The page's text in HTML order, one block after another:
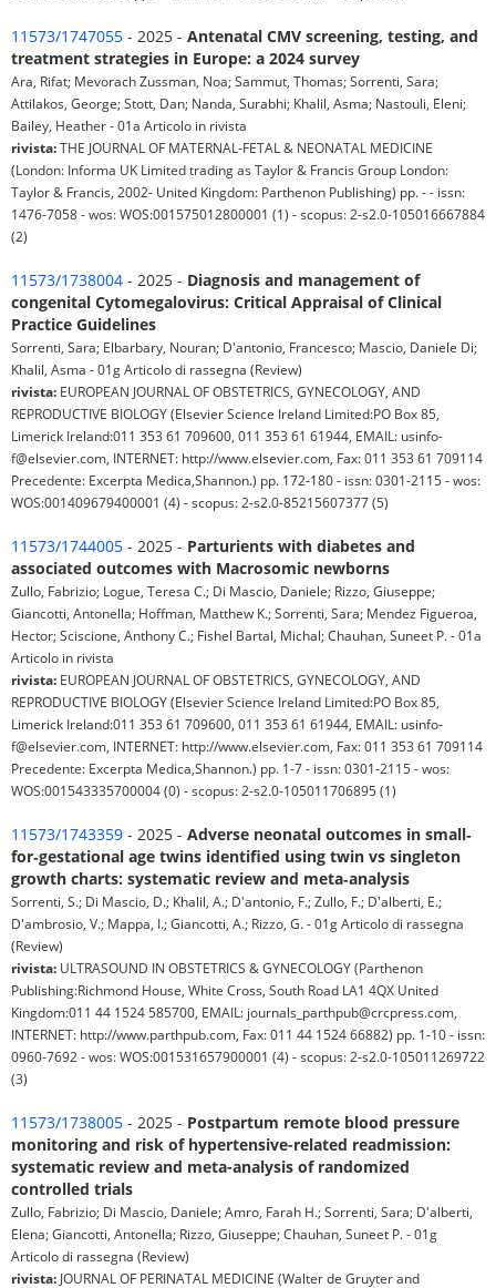
11573/1747055 - 2025 - Antenatal CMV screening, testing, and
treatment strategies in Europe: a 2024 survey
Ara, Rifat; Mevorach Zussman, Noa; Sammut, Thomas; Sorrenti, Sara;
Attilakos, George; Stott, Dan; Nanda, Surabhi; Khalil, Asma; Nastouli, Eleni;
Bailey, Heather - 01a Articolo in rivista
rivista:THE JOURNAL OF MATERNAL-FETAL & NEONATAL MEDICINE
(London: Informa UK Limited trading as Taylor & Francis Group London:
Taylor & Francis, 2002- United Kingdom: Parthenon Publishing) pp. - - issn:
1476-7058 - wos: WOS:001575012800001 (1) - scopus: 2-s2.0-105016667884
(2)
11573/1738004 - 2025 - Diagnosis and management of
congenital Cytomegalovirus: Critical Appraisal of Clinical
Practice Guidelines
Sorrenti, Sara; Elbarbary, Nouran; D'antonio, Francesco; Mascio, Daniele Di;
Khalil, Asma - 01g Articolo di rassegna (Review)
rivista: EUROPEAN JOURNAL OF OBSTETRICS, GYNECOLOGY, AND
REPRODUCTIVE BIOLOGY (Elsevier Science Ireland Limited:PO Box 85,
Limerick Ireland:011 353 61 709600, 011 353 61 61944, EMAIL: usinfo-
f@elsevier.com, INTERNET: http://www.elsevier.com, Fax: 011 353 61 709114
Precedente: Excerpta Medica,Shannon.) pp. 172-180 - issn: 0301-2115 - wos:
WOS:001409679400001 (4) - scopus: 2-s2.0-85215607377 (5)
11573/1744005 - 2025 - Parturients with diabetes and
associated outcomes with Macrosomic newborns
Zullo, Fabrizio; Logue, Teresa C.; Di Mascio, Daniele; Rizzo, Giuseppe;
Giancotti, Antonella; Hoffman, Matthew K.; Sorrenti, Sara; Mendez Figueroa,
Hector; Sciscione, Anthony C.; Fishel Bartal, Michal; Chauhan, Suneet P. - 01a
Articolo in rivista
rivista: EUROPEAN JOURNAL OF OBSTETRICS, GYNECOLOGY, AND
REPRODUCTIVE BIOLOGY (Elsevier Science Ireland Limited:PO Box 85,
Limerick Ireland:011 353 61 709600, 011 353 61 61944, EMAIL: usinfo-
f@elsevier.com, INTERNET: http://www.elsevier.com, Fax: 011 353 61 709114
Precedente: Excerpta Medica,Shannon.) pp. 1-7 - issn: 0301-2115 - wos:
WOS:001543335700004 (0) - scopus: 2-s2.0-105011706895 (1)
11573/1743359 - 2025 - Adverse neonatal outcomes in small‐
for‐gestational age twins identified using twin vs singleton
growth charts: systematic review and meta‐analysis
Sorrenti, S.; Di Mascio, D.; Khalil, A.; D'antonio, F.; Zullo, F.; D'alberti, E.;
D'ambrosio, V.; Mappa, I.; Giancotti, A.; Rizzo, G. - 01g Articolo di rassegna
(Review)
rivista: ULTRASOUND IN OBSTETRICS & GYNECOLOGY (Parthenon
Publishing:Richmond House, White Cross, South Road LA1 4QX United
Kingdom:011 44 1524 585700, EMAIL: journals_parthpub@crcpress.com,
INTERNET: http://www.parthpub.com, Fax: 011 44 1524 66882) pp. 1-10 - issn:
0960-7692 - wos: WOS:001531657900001 (4) - scopus: 2-s2.0-105011269722
(3)
11573/1738005 - 2025 - Postpartum remote blood pressure
monitoring and risk of hypertensive-related readmission:
systematic review and meta-analysis of randomized
controlled trials
Zullo, Fabrizio; Di Mascio, Daniele; Amro, Farah H.; Sorrenti, Sara; D'alberti,
Elena; Giancotti, Antonella; Rizzo, Giuseppe; Chauhan, Suneet P. - 01g
Articolo di rassegna (Review)
rivista: JOURNAL OF PERINATAL MEDICINE (Walter de Gruyter and